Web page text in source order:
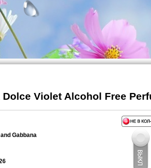
Violet Alcohol Free
Gabbana